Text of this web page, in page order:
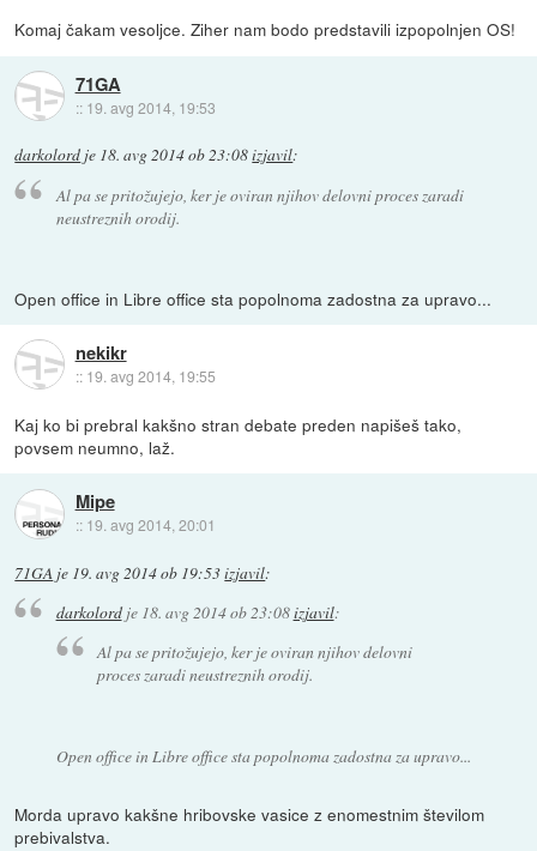
Komaj čakam vesoljce. Ziher nam bodo predstavili izpopolnjen OS!
71GA
:: 19. avg 2014, 19:53
darkolord je 18. avg 2014 ob 23:08izjavil:
Al pa se pritožujejo, ker je oviran njihov delovni proces zaradi
neustreznih orodij.
Open office in Libre office sta popolnoma zadostna za upravo...
nekikr
:: 19. avg 2014, 19:55
Kaj ko bi prebral kakšno stran debate preden napišeš tako,
povsem neumno, laž.
Mipe
:: 19. avg 2014, 20:01
71GA je 19. avg 2014 ob 19:53izjavil:
darkolordje 18. avg 2014 ob 23:08izjavil:
Al pa se pritožujejo, ker je oviran njihov delovni
proces zaradi neustreznih orodij.
Open office in Libre office sta popolnoma zadostna za upravo...
Morda upravo kakšne hribovske vasice z enomestnim številom
prebivalstva.